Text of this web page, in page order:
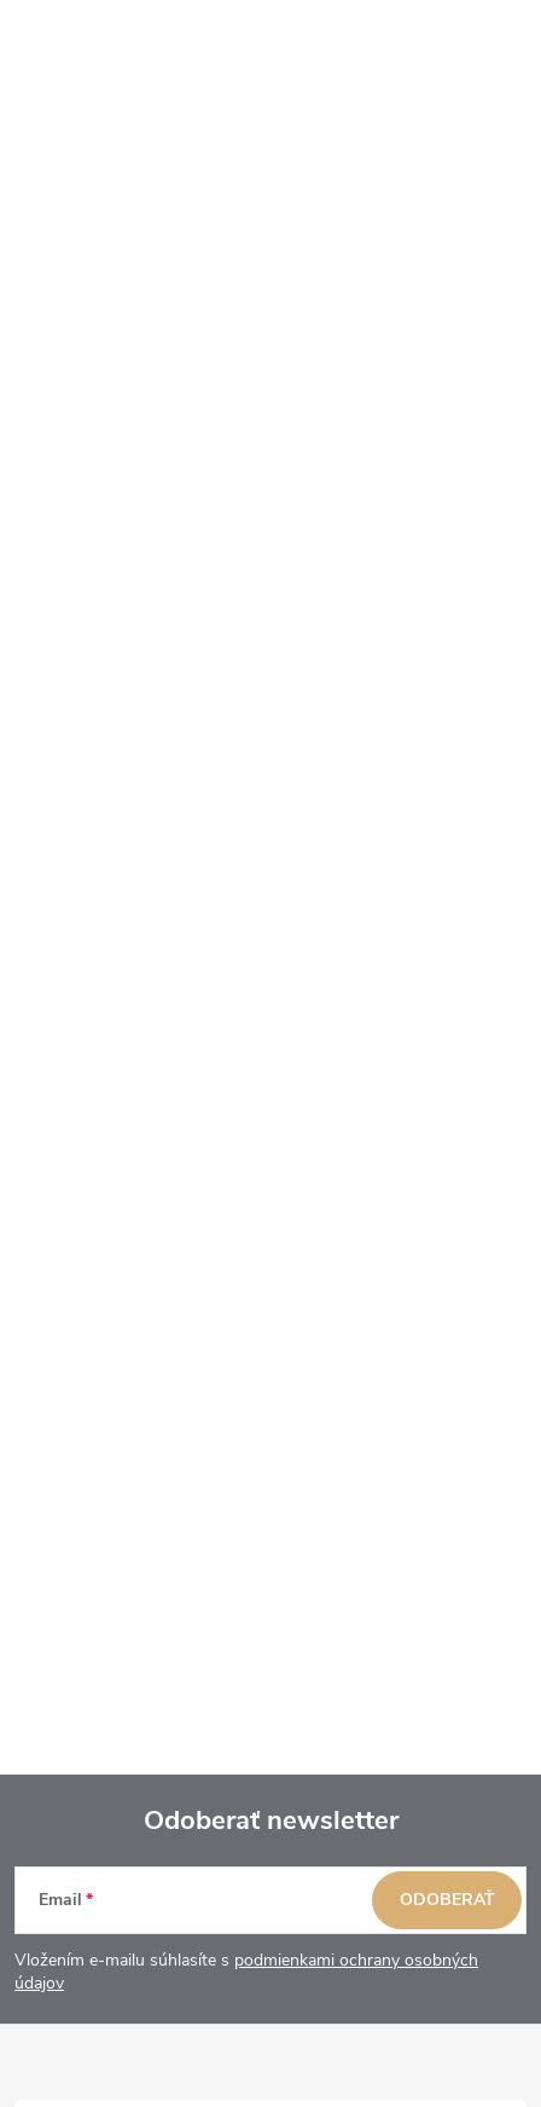
Z
á
p
Odoberať newsletter
Email
Vložením e-mailu súhlasíte s podmienkami ochrany osobných
údajov
ODOBERAŤ